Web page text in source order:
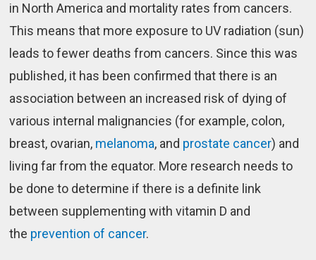
in North America and mortality rates from cancers.
This means that more exposure to UV radiation (sun)
leads to fewer deaths from cancers. Since this was
published, it has been confirmed that there is an
association between an increased risk of dying of
various internal malignancies (for example, colon,
breast, ovarian, melanoma, and prostate cancer) and
living far from the equator. More research needs to
be done to determine if there is a definite link
between supplementing with vitamin D and
the prevention of cancer.